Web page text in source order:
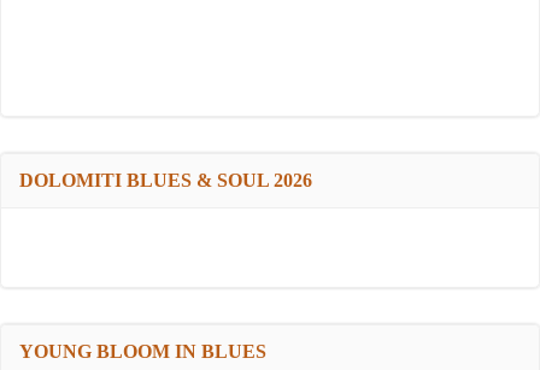
DOLOMITI BLUES & SOUL 2026
YOUNG BLOOM IN BLUES